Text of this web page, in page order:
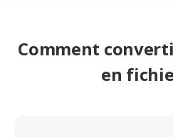
Comment
en